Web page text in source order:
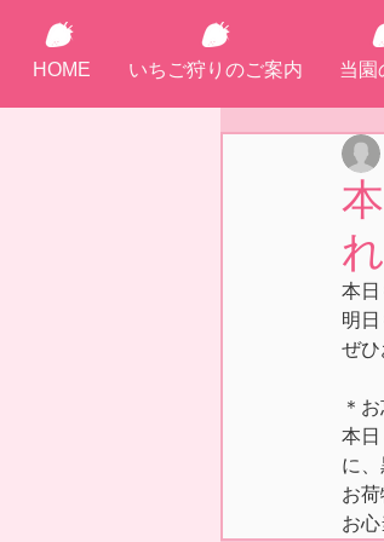
HOME いちご狩りのご案内 当園
本
明日
ぜ
＊
本
に
お
お